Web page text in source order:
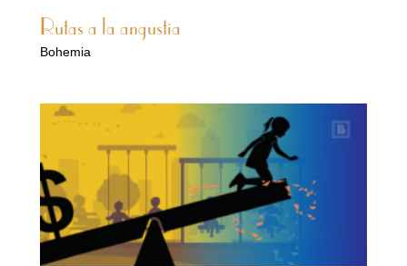
Rutas a la angustia
Bohemia